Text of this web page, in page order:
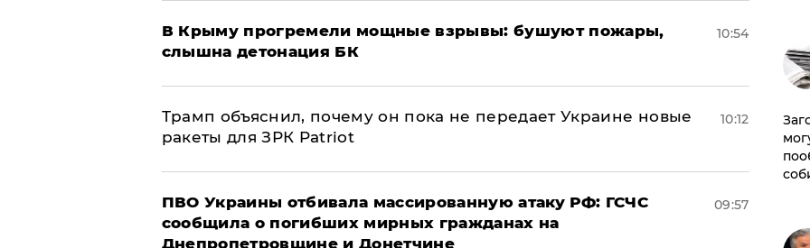
В Крыму прогремели мощные взрывы: бушуют пожары,
слышна детонация БК
10:54
Трамп объяснил, почему он пока не передает Украине новые
ракеты для ЗРК Patriot
10:12
ПВО Украины отбивала массированную атаку РФ: ГСЧС
сообщила о погибших мирных гражданах на
Днепропетровщине и Донетчине
09:57